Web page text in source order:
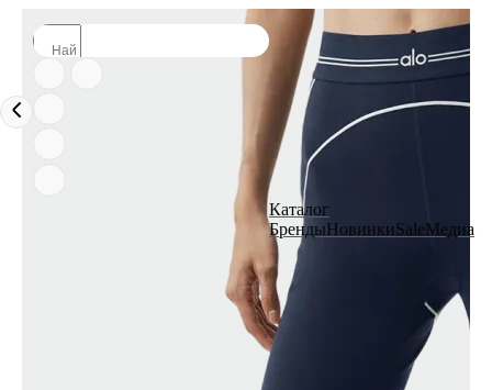
Каталог
БрендыНовинкиSaleМедиа